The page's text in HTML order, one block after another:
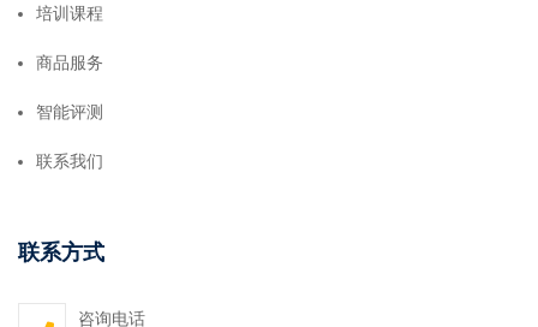
培训课程
商品服务
智能评测
联系我们
联系方式
咨询电话